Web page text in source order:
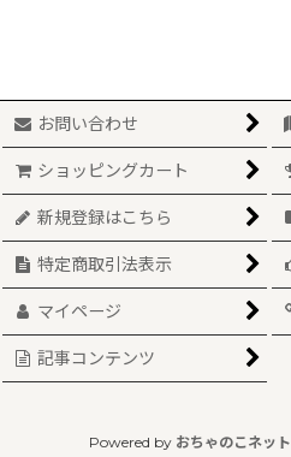
お問い合わせ
ショッピングカート
新規登録はこちら
特定商取引法表示
マイページ
記事コンテンツ
Powered by おちゃのこネット